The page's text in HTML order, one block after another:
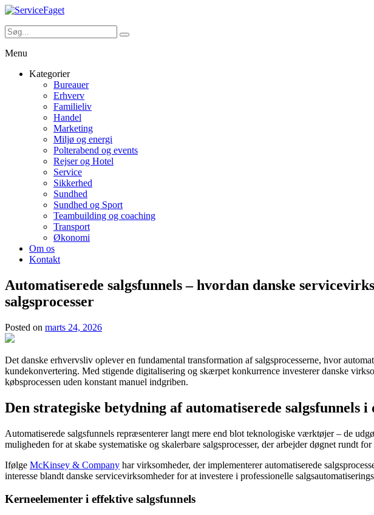
Menu
Kategorier
Bureauer
Erhverv
Familieliv
Handel
Marketing
Miljø og energi
Polterabend og events
Rejser og Hotel
Service
Sikkerhed
Sundhed
Sundhed og Sport
Teambuilding og coaching
Transport
Økonomi
Om os
Kontakt
Automatiserede salgsfunnels – hvordan danske
salgsprocesser
Posted on marts 24, 2026
Det danske erhvervsliv oplever en fundamental transformation af salgsprocesserne, hvor
kundekonvertering. Med stigende digitalisering og skærpet konkurrence investerer danske
købsprocessen uden konstant manuel indgriben.
Den strategiske betydning af automatiserede salgsfunnels
Automatiserede salgsfunnels repræsenterer langt mere end blot teknologiske værktøjer – de
muligheden for at skabe systematiske og skalerbare salgsprocesser, der arbejder døgnet rundt
Ifølge McKinsey & Company har virksomheder, der implementerer automatiserede
interesse blandt danske servicevirksomheder for at investere i professionelle
Kerneelementer i effektive salgsfunnels